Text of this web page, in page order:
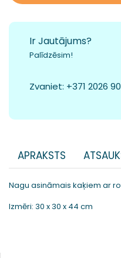
Ir Jautājums?
Palīdzēsim!
Zvaniet: +371 2026
APRAKSTS
Nagu asināmais kaķiem ar
Izmēri: 30 x 30 x 44 cm